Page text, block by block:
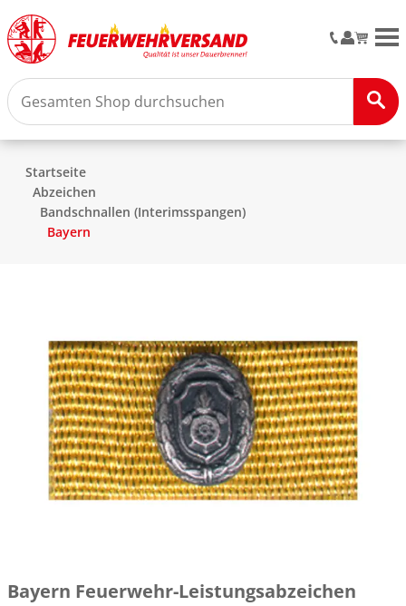
Startseite
Abzeichen
Bandschnallen (Interimsspangen)
Bayern
Bayern Feuerwehr-Leistungsabzeichen